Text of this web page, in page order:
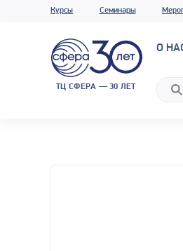
Курсы Семинары
ТЦ СФЕРА — 30 ЛЕТ
О